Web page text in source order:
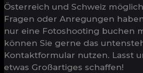
Österreich und Schweiz
Fragen oder Anregungen
nur eine Fotoshooting buchen
können Sie gerne das
Kontaktformular nutzen. Lasst
etwas Großartiges schaffen!